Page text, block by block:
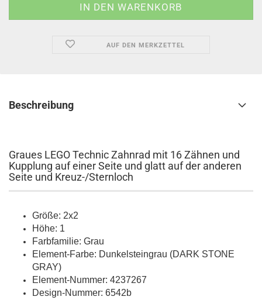
AUF DEN MERKZETTEL
Beschreibung
Graues LEGO Technic Zahnrad mit 16 Zähnen und
Kupplung auf einer Seite und glatt auf der anderen
Seite und Kreuz-/Sternloch
Größe: 2x2
Höhe: 1
Farbfamilie: Grau
Element-Farbe: Dunkelsteingrau (DARK STONE
GRAY)
Element-Nummer: 4237267
Design-Nummer: 6542b